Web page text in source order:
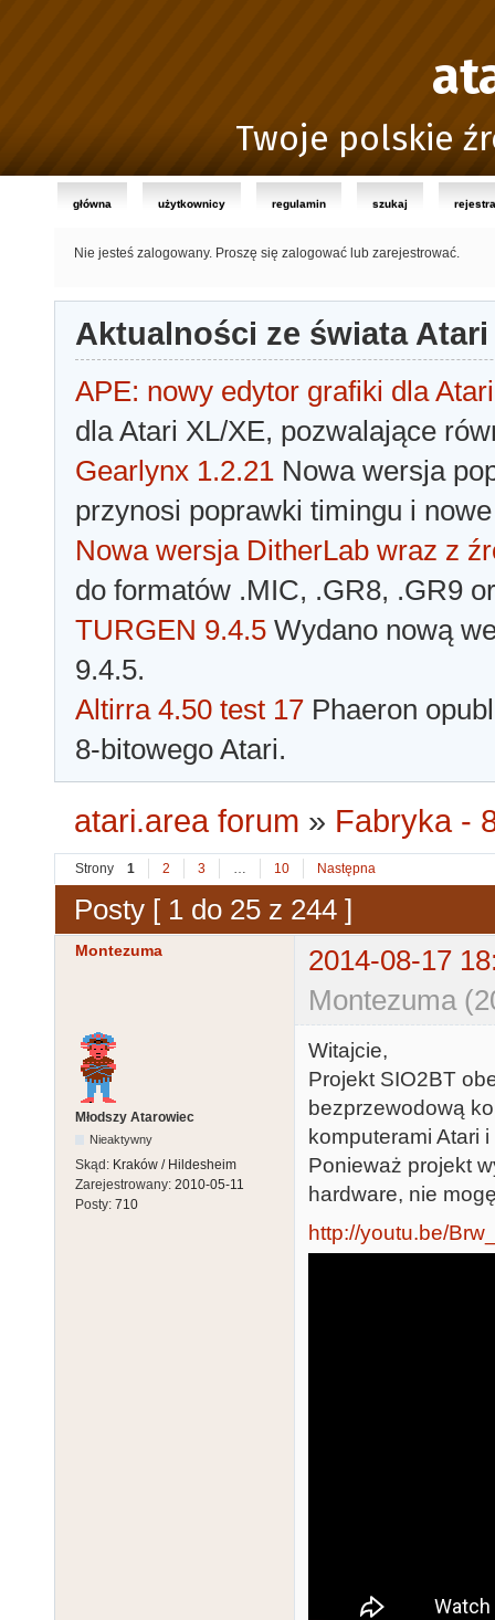
Twoje polskie
główna użytkownicy regulamin szukaj
Nie jesteś zalogowany. Proszę się zalogować lub zarejestrować.
Aktualności ze świata Atari
APE: nowy edytor grafiki dla Atari
dla Atari XL/XE, pozwalające
Gearlynx 1.2.21 Nowa wersja
przynosi poprawki timingu i
Nowa wersja DitherLab wraz z
do formatów .MIC, .GR8, .GR9
TURGEN 9.4.5 Wydano nową
9.4.5.
Altirra 4.50 test 17 Phaeron
8-bitowego Atari.
atari.area forum » Fabryka -
Strony 1 2 3 … 10 Następna
Posty [ 1 do 25 z 244 ]
Montezuma
2014-08-17
Montezuma
Młodszy Atarowiec
Nieaktywny
Skąd: Kraków / Hildesheim
Zarejestrowany: 2010-05-11
Posty: 710
Witajcie,
Projekt SIO2BT
bezprzewodową
komputerami Atari
Ponieważ projekt
hardware, nie
http://youtu.be/